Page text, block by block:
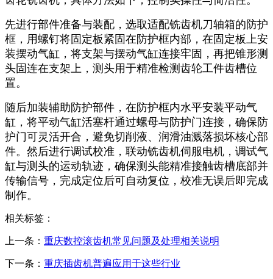
先进行部件准备与装配，选取适配铣齿机刀轴箱的防护
框，用螺钉将固定板紧固在防护框内部，在固定板上安
装摆动气缸，将支架与摆动气缸连接牢固，再把锥形测
头固连在支架上，测头用于精准检测齿轮工件齿槽位
置。
随后加装辅助防护部件，在防护框内水平安装平动气
缸，将平动气缸活塞杆通过螺母与防护门连接，确保防
护门可灵活开合，避免切削液、润滑油溅落损坏核心部
件。然后进行调试校准，联动铣齿机伺服电机，调试气
缸与测头的运动轨迹，确保测头能精准接触齿槽底部并
传输信号，完成定位后可自动复位，校准无误后即完成
制作。
相关标签：
上一条： 重庆数控滚齿机常见问题及处理相关说明
下一条： 重庆插齿机普遍应用于这些行业